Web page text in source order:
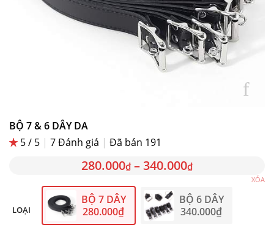
BỘ 7 & 6 DÂY DA
5 / 5 | 7Đánh giá | Đã bán 191
280.000₫–340.000₫
LOẠI
BỘ 7 DÂY
280.000₫
BỘ 6 DÂY
340.000₫
XÓA